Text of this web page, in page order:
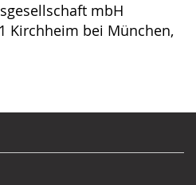
mbH
Kirchheim bei München,